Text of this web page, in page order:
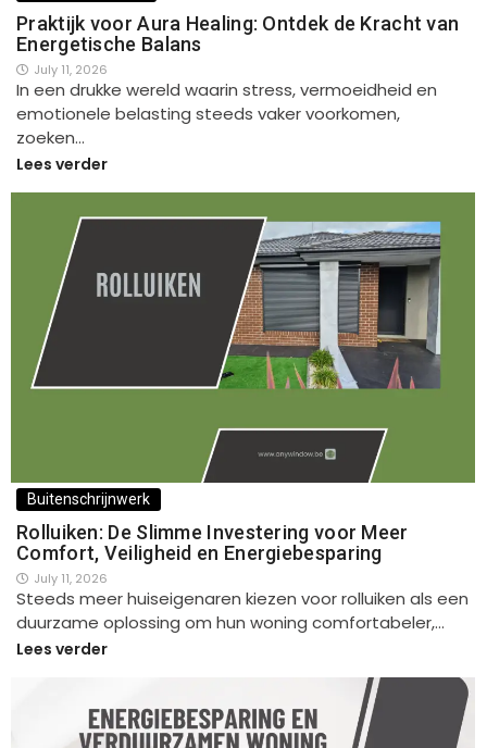
Praktijk voor Aura Healing: Ontdek de Kracht van
Energetische Balans
July 11, 2026
In een drukke wereld waarin stress, vermoeidheid en
emotionele belasting steeds vaker voorkomen,
zoeken…
Lees verder
Buitenschrijnwerk
Rolluiken: De Slimme Investering voor Meer
Comfort, Veiligheid en Energiebesparing
July 11, 2026
Steeds meer huiseigenaren kiezen voor rolluiken als een
duurzame oplossing om hun woning comfortabeler,…
Lees verder